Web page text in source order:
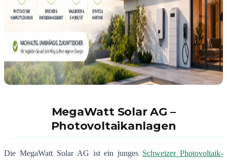
MegaWatt Solar AG –
Photovoltaikanlagen
Die MegaWatt Solar AG ist ein junges Schweizer Photovoltaik-